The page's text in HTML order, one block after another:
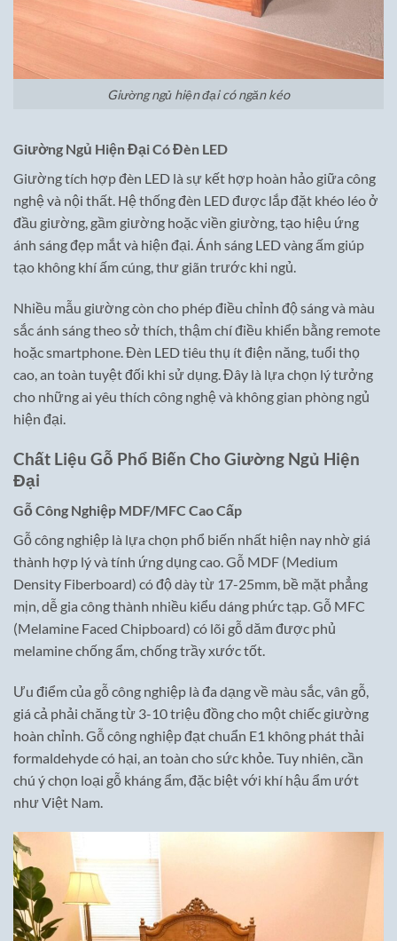
Giường ngủ hiện đại có ngăn kéo
Giường Ngủ Hiện Đại Có Đèn LED
Giường tích hợp đèn LED là sự kết hợp hoàn hảo giữa công
nghệ và nội thất. Hệ thống đèn LED được lắp đặt khéo léo ở
đầu giường, gầm giường hoặc viền giường, tạo hiệu ứng
ánh sáng đẹp mắt và hiện đại. Ánh sáng LED vàng ấm giúp
tạo không khí ấm cúng, thư giãn trước khi ngủ.
Nhiều mẫu giường còn cho phép điều chỉnh độ sáng và màu
sắc ánh sáng theo sở thích, thậm chí điều khiển bằng remote
hoặc smartphone. Đèn LED tiêu thụ ít điện năng, tuổi thọ
cao, an toàn tuyệt đối khi sử dụng. Đây là lựa chọn lý tưởng
cho những ai yêu thích công nghệ và không gian phòng ngủ
hiện đại.
Chất Liệu Gỗ Phổ Biến Cho Giường Ngủ Hiện
Đại
Gỗ Công Nghiệp MDF/MFC Cao Cấp
Gỗ công nghiệp là lựa chọn phổ biến nhất hiện nay nhờ giá
thành hợp lý và tính ứng dụng cao. Gỗ MDF (Medium
Density Fiberboard) có độ dày từ 17-25mm, bề mặt phẳng
mịn, dễ gia công thành nhiều kiểu dáng phức tạp. Gỗ MFC
(Melamine Faced Chipboard) có lõi gỗ dăm được phủ
melamine chống ẩm, chống trầy xước tốt.
Ưu điểm của gỗ công nghiệp là đa dạng về màu sắc, vân gỗ,
giá cả phải chăng từ 3-10 triệu đồng cho một chiếc giường
hoàn chỉnh. Gỗ công nghiệp đạt chuẩn E1 không phát thải
formaldehyde có hại, an toàn cho sức khỏe. Tuy nhiên, cần
chú ý chọn loại gỗ kháng ẩm, đặc biệt với khí hậu ẩm ướt
như Việt Nam.